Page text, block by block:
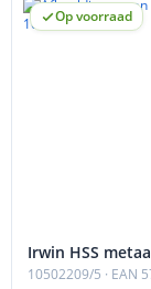
Op voorraad
Irwin HSS
10502209/5 · EAN